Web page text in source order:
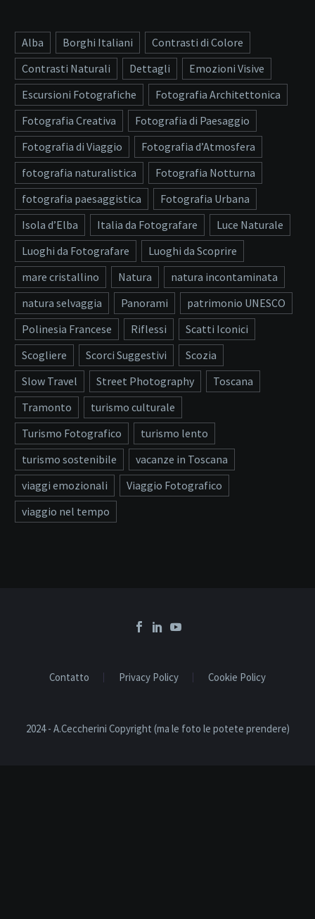
Alba Borghi Italiani
Contrasti di Colore
Contrasti Naturali
Dettagli
Emozioni Visive
Escursioni Fotografiche
Fotografia Architettonica
Fotografia Creativa
Fotografia di Paesaggio
Fotografia di Viaggio
Fotografia d’Atmosfera
fotografia naturalistica
Fotografia Notturna
fotografia paesaggistica
Fotografia Urbana
Isola d’Elba
Italia da Fotografare
Luce Naturale
Luoghi da Fotografare
Luoghi da Scoprire
mare cristallino
Natura
natura incontaminata
natura selvaggia
Panorami
patrimonio UNESCO
Polinesia Francese
Riflessi
Scatti Iconici
Scogliere
Scorci Suggestivi
Scozia
Slow Travel
Street Photography
Toscana
Tramonto
turismo culturale
Turismo Fotografico
turismo lento
turismo sostenibile
vacanze in Toscana
viaggi emozionali
Viaggio Fotografico
viaggio nel tempo
Contatto Privacy Policy Cookie Policy
2024 - A.Ceccherini Copyright (ma le foto le potete prendere)